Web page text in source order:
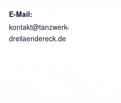
E-Mail:
kontakt@tanzwerk-
dreilaendereck.de